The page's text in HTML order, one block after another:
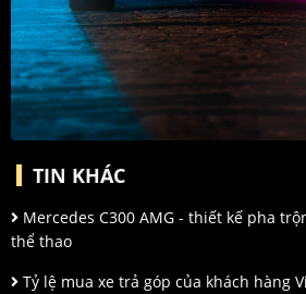
TIN KHÁC
Mercedes C300 AMG - thiết kế pha
thể thao
Tỷ lệ mua xe trả góp của khách hàng